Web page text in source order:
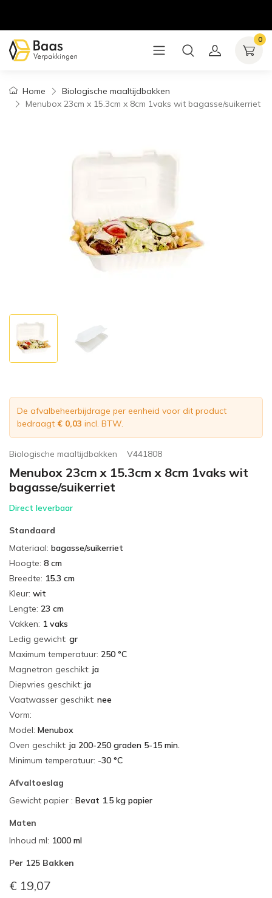
0
Home
Biologische maaltijdbakken
Menubox 23cm x 15.3cm x 8cm 1vaks wit bagasse/suikerriet
De afvalbeheerbijdrage per eenheid voor dit product
bedraagt € 0,03 incl. BTW.
Biologische maaltijdbakken V441808
Menubox 23cm x 15.3cm x 8cm 1vaks wit
bagasse/suikerriet
Direct leverbaar
Standaard
Materiaal: bagasse/suikerriet
Hoogte: 8 cm
Breedte: 15.3 cm
Kleur: wit
Lengte: 23 cm
Vakken: 1 vaks
Ledig gewicht: gr
Maximum temperatuur: 250 °C
Magnetron geschikt: ja
Diepvries geschikt: ja
Vaatwasser geschikt: nee
Vorm:
Model: Menubox
Oven geschikt: ja 200-250 graden 5-15 min.
Minimum temperatuur: -30 °C
Afvaltoeslag
Gewicht papier : Bevat 1.5 kg papier
Maten
Inhoud ml: 1000 ml
Per 125 Bakken
€ 19,07